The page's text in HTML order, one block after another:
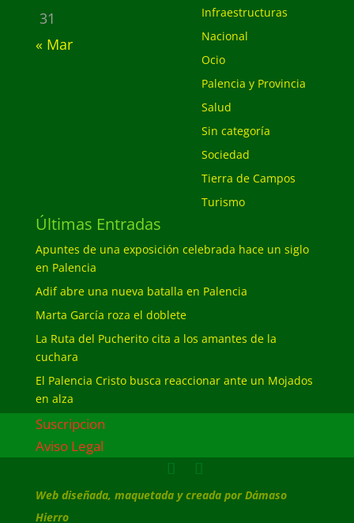
31
« Mar
Infraestructuras
Nacional
Ocio
Palencia y Provincia
Salud
Sin categoría
Sociedad
Tierra de Campos
Turismo
Últimas Entradas
Apuntes de una exposición celebrada hace un siglo
en Palencia
Adif abre una nueva batalla en Palencia
Marta García roza el doblete
La Ruta del Pucherito cita a los amantes de la
cuchara
El Palencia Cristo busca reaccionar ante un Mojados
en alza
Suscripcion
Aviso Legal
Web diseñada, maquetada y creada por Dámaso
Hierro